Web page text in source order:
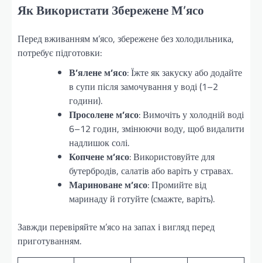
Як Використати Збережене М’ясо
Перед вживанням м’ясо, збережене без холодильника,
потребує підготовки:
В’ялене м’ясо: Їжте як закуску або додайте
в супи після замочування у воді (1–2
години).
Просолене м’ясо: Вимочіть у холодній воді
6–12 годин, змінюючи воду, щоб видалити
надлишок солі.
Копчене м’ясо: Використовуйте для
бутербродів, салатів або варіть у стравах.
Мариноване м’ясо: Промийте від
маринаду й готуйте (смажте, варіть).
Завжди перевіряйте м’ясо на запах і вигляд перед
приготуванням.